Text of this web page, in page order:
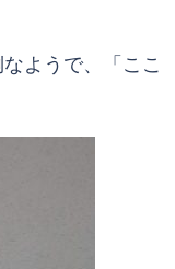
ようで、「ここ